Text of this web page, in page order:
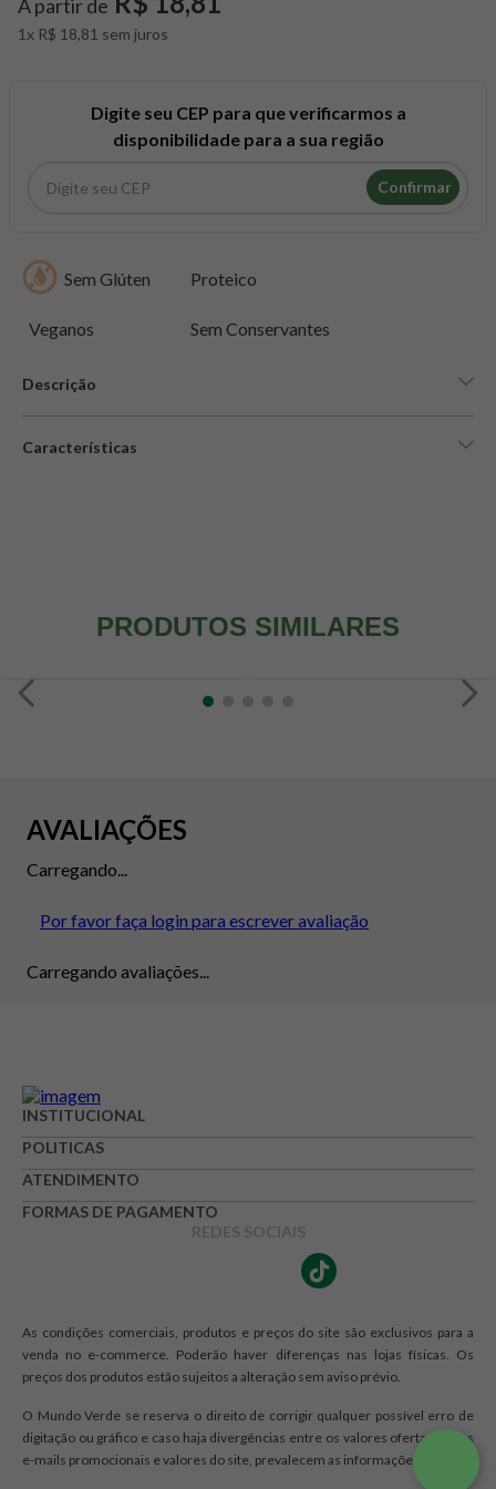
A partir de
1x R$ 18,81 sem juros
Digite seu CEP para que verificarmos a
disponibilidade para a sua região
Confirmar
Sem Glúten Proteico
Veganos Sem Conservantes
Descrição
Características
PRODUTOS SIMILARES
AVALIAÇÕES
Carregando...
Por favor faça login para escrever avaliação
Carregando avaliações...
INSTITUCIONAL
POLITICAS
ATENDIMENTO
FORMAS DE PAGAMENTO
REDES SOCIAIS
As condições comerciais, produtos e preços do site são exclusivos para a
venda no e-commerce. Poderão haver diferenças nas lojas físicas. Os
preços dos produtos estão sujeitos a alteração sem aviso prévio.
O Mundo Verde se reserva o direito de corrigir qualquer possível erro de
digitação ou gráfico e caso haja divergências entre os valores ofertados nos
e-mails promocionais e valores do site, prevalecem as informações do site.
8º snack proteico mundo verde
9 º psyllium